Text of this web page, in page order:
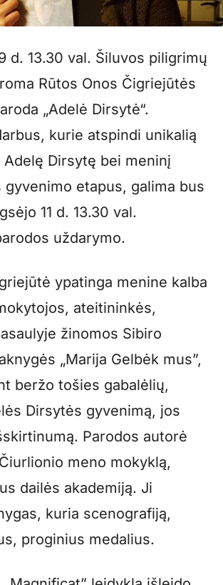
d. 13.30 val. Šiluvos piligrimų
Rūtos Onos Čigriejūtės
„Adelė Dirsytė“.
kurie atspindi unikalią
Adelę Dirsytę bei meninį
gyvenimo etapus, galima bus
11 d. 13.30 val.
uždarymo.
ypatinga menine kalba
ateitininkės,
žinomos Sibiro
„Marija Gelbėk mus”,
beržo tošies gabalėlių,
Dirsytės gyvenimą, jos
Parodos autorė
meno mokyklą,
dailės akademiją. Ji
kuria scenografiją,
proginius medalius.